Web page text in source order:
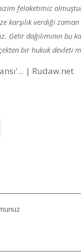
felaketimiz
karşılık verdiği
Gelir dağılımının
bir hukuk devleti
| Rudaw.net